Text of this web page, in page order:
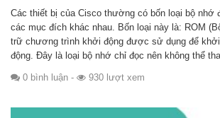
Các thiết bị của Cisco thường có bốn loại bộ nhớ
các mục đích khác nhau. Bốn loại này là: ROM
trữ chương trình khởi động được sử dụng để
động. Đây là loại bộ nhớ chỉ đọc nên không thể
0 bình luận - 930 lượt xem